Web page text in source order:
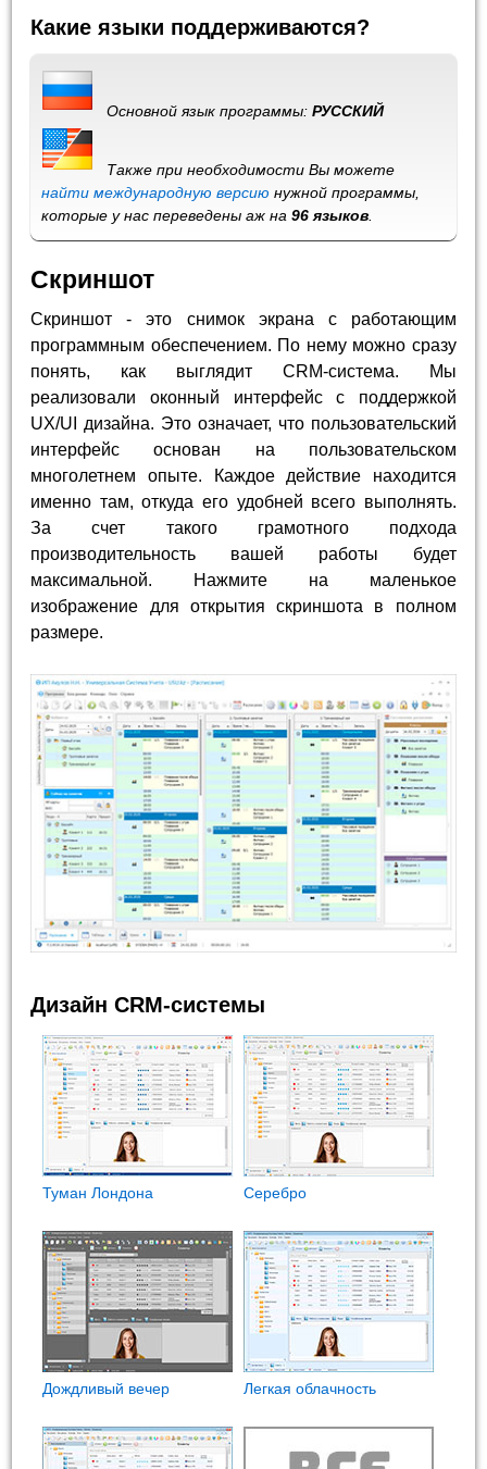
Какие языки поддерживаются?
Основной язык программы:РУССКИЙ
Также при необходимости Вы можете
найти международную версию нужной программы,
которые у нас переведены аж на96 языков
Скриншот
Скриншот - это снимок экрана с работающим
программным обеспечением. По нему можно сразу
понять, как выглядит CRM-система. Мы
реализовали оконный интерфейс с поддержкой
UX/UI дизайна. Это означает, что пользовательский
интерфейс основан на пользовательском
многолетнем опыте. Каждое действие находится
именно там, откуда его удобней всего выполнять.
За счет такого грамотного подхода
производительность вашей работы будет
максимальной. Нажмите на маленькое
изображение для открытия скриншота в полном
размере.
Дизайн CRM-системы
Туман Лондона Cеребро
Дождливый вечер Легкая облачность